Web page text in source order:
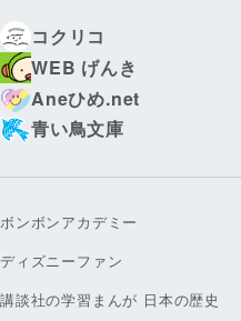
コクリコ
WEB げんき
Aneひめ.net
青い鳥文庫
ボンボンアカデミー
ディズニーファン
講談社の学習まんが 日本の歴史